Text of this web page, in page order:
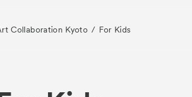
Collaboration Kyoto For Kids